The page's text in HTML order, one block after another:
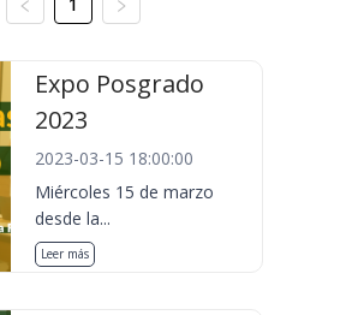
1
Expo Posgrado
2023
2023-03-15 18:00:00
Miércoles 15 de marzo
desde la...
Leer más